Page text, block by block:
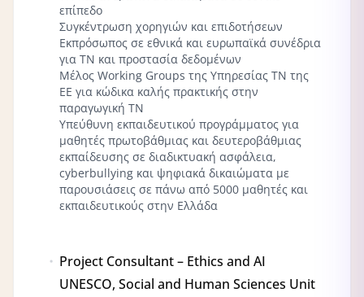
επίπεδο
Συγκέντρωση χορηγιών και επιδοτήσεων
Εκπρόσωπος σε εθνικά και ευρωπαϊκά συνέδρια
για ΤΝ και προστασία δεδομένων
Μέλος Working Groups της Υπηρεσίας ΤΝ της
ΕΕ για κώδικα καλής πρακτικής στην
παραγωγική ΤΝ
Υπεύθυνη εκπαιδευτικού προγράμματος για
μαθητές πρωτοβάθμιας και δευτεροβάθμιας
εκπαίδευσης σε διαδικτυακή ασφάλεια,
cyberbullying και ψηφιακά δικαιώματα με
παρουσιάσεις σε πάνω από 5000 μαθητές και
εκπαιδευτικούς στην Ελλάδα
Project Consultant – Ethics and AI
UNESCO, Social and Human Sciences Unit